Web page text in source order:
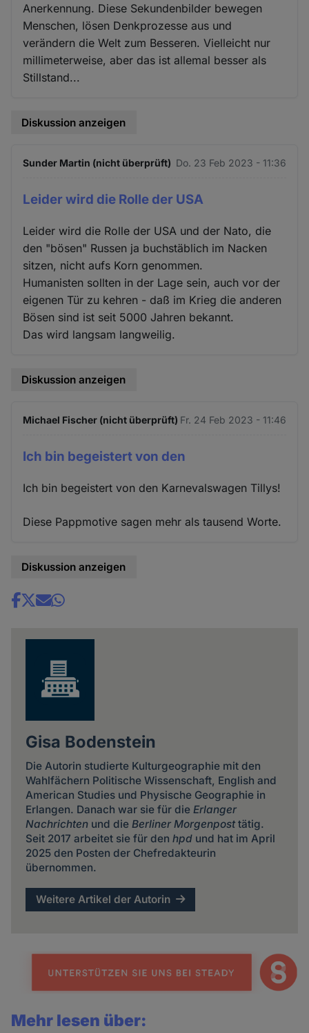
Anerkennung. Diese Sekundenbilder bewegen
Menschen, lösen Denkprozesse aus und
verändern die Welt zum Besseren. Vielleicht nur
millimeterweise, aber das ist allemal besser als
Stillstand...
Diskussion anzeigen
Sunder Martin (nicht überprüft) Do. 23 Feb 2023 - 11:36
Leider wird die Rolle der USA
Leider wird die Rolle der USA und der Nato, die
den "bösen" Russen ja buchstäblich im Nacken
sitzen, nicht aufs Korn genommen.
Humanisten sollten in der Lage sein, auch vor der
eigenen Tür zu kehren - daß im Krieg die anderen
Bösen sind ist seit 5000 Jahren bekannt.
Das wird langsam langweilig.
Diskussion anzeigen
Michael Fischer (nicht überprüft) Fr. 24 Feb 2023 - 11:46
Ich bin begeistert von den
Ich bin begeistert von den Karnevalswagen Tillys!
Diese Pappmotive sagen mehr als tausend Worte.
Diskussion anzeigen
Share
Gisa Bodenstein
Die Autorin studierte Kulturgeographie mit den
Wahlfächern Politische Wissenschaft, English and
American Studies und Physische Geographie in
Erlangen. Danach war sie für die Erlanger
Nachrichtenund die Berliner Morgenposttätig.
Seit 2017 arbeitet sie für den hpdund hat im April
2025 den Posten der Chefredakteurin
übernommen.
Weitere Artikel der Autorin
Mehr lesen über: